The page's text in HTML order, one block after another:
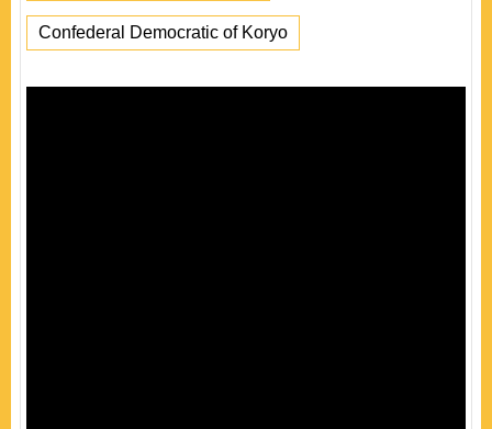
Confederal Democratic of Koryo